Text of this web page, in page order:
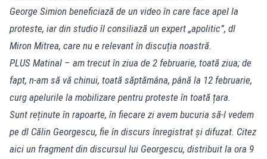
George Simion beneficiază de un video în care face apel la
proteste, iar din studio îl consiliază un expert „apolitic”, dl
Miron Mitrea, care nu e relevant în discuția noastră.
PLUS Matinal – am trecut în ziua de 2 februarie, toată ziua; de
fapt, n-am să vă chinui, toată săptămâna, până la 12 februarie,
curg apelurile la mobilizare pentru proteste în toată țara.
Sunt reținute în rapoarte, în fiecare zi avem bucuria să-l vedem
pe dl Călin Georgescu, fie în discurs înregistrat și difuzat. Citez
aici un fragment din discursul lui Georgescu, distribuit la ora 9